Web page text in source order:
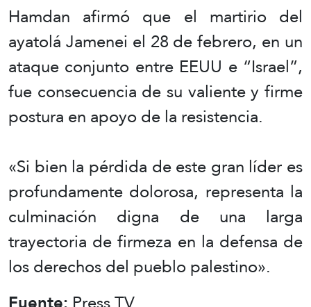
Hamdan afirmó que el martirio del
ayatolá Jamenei el 28 de febrero, en un
ataque conjunto entre EEUU e “Israel”,
fue consecuencia de su valiente y firme
postura en apoyo de la resistencia.
«Si bien la pérdida de este gran líder es
profundamente dolorosa, representa la
culminación digna de una larga
trayectoria de firmeza en la defensa de
los derechos del pueblo palestino».